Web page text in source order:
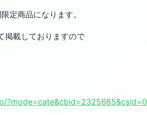
定商品になります。
掲載しておりますので
?mode=cate&cbid=2325685&csid=0